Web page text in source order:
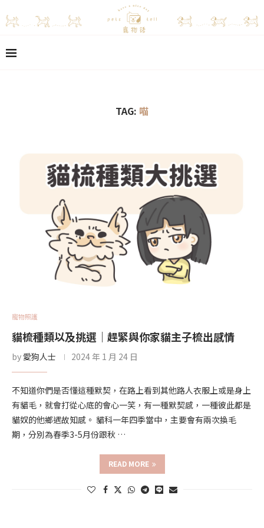
TAG: 喵
寵物照護
貓梳種類以及挑選｜趕緊與你家貓主子梳出感情
by 愛狗人士 2024 年 1 月 24 日
不知道你們是否懂這種默契，在路上看到其他路人衣服上或是身上
有貓毛，就會打從心底的會心一笑，有一種默契感，一種彼此都是
貓奴的他鄉遇故知感。 貓科一年四季當中，主要會有兩次換毛
期，分別為春季3-5月份跟秋 …
READ MORE